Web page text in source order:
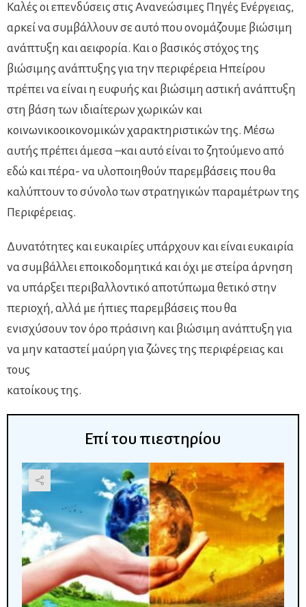
Καλές οι επενδύσεις στις Ανανεώσιμες Πηγές Ενέργειας,
αρκεί να συμβάλλουν σε αυτό που ονομάζουμε βιώσιμη
ανάπτυξη και αειφορία. Και ο βασικός στόχος της
βιώσιμης ανάπτυξης για την περιφέρεια Ηπείρου
πρέπει να είναι η ευφυής και βιώσιμη αστική ανάπτυξη
στη βάση των ιδιαίτερων χωρικών και
κοινωνικοοικονομικών χαρακτηριστικών της. Μέσω
αυτής πρέπει άμεσα –και αυτό είναι το ζητούμενο από
εδώ και πέρα- να υλοποιηθούν παρεμβάσεις που θα
καλύπτουν το σύνολο των στρατηγικών παραμέτρων της
Περιφέρειας.
Δυνατότητες και ευκαιρίες υπάρχουν και είναι ευκαιρία
να συμβάλλει εποικοδομητικά και όχι με στείρα άρνηση
να υπάρξει περιβαλλοντικό αποτύπωμα θετικό στην
περιοχή, αλλά με ήπιες παρεμβάσεις που θα
ενισχύσουν τον όρο πράσινη και βιώσιμη ανάπτυξη για
να μην καταστεί μαύρη για ζώνες της περιφέρειας και
τους
κατοίκους της.
Επί του πιεστηρίου